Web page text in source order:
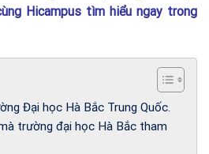
Hicampus tìm hiểu ngay trong
Đại học Hà Bắc Trung Quốc.
trường đại học Hà Bắc tham